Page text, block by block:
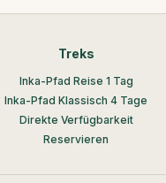
Treks
Inka-Pfad Reise 1 Tag
Inka-Pfad Klassisch 4 Tage
Direkte Verfügbarkeit
Reservieren